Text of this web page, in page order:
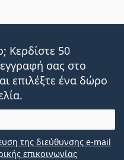
Κερδίστε 50
σας στο
επιλέξτε ένα δώρο
της διεύθυνσης e-mail
επικοινωνίας